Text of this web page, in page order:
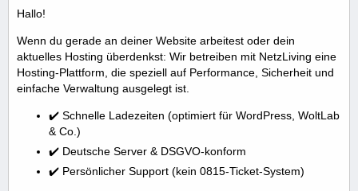
Hallo!
Wenn du gerade an deiner Website arbeitest oder dein
aktuelles Hosting überdenkst: Wir betreiben mit NetzLiving eine
Hosting-Plattform, die speziell auf Performance, Sicherheit und
einfache Verwaltung ausgelegt ist.
✔️ Schnelle Ladezeiten (optimiert für WordPress, WoltLab
& Co.)
✔️ Deutsche Server & DSGVO-konform
✔️ Persönlicher Support (kein 0815-Ticket-System)